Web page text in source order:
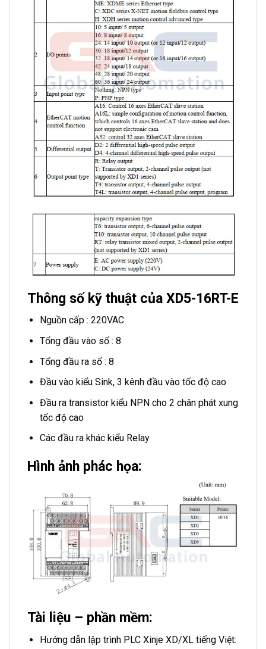
Thông số kỹ thuật của XD5-16RT-E
Nguồn cấp : 220VAC
Tổng đầu vào số : 8
Tổng đầu ra số : 8
Đầu vào kiểu Sink, 3 kênh đầu vào tốc độ cao
Đầu ra transistor kiểu NPN cho 2 chân phát xung
tốc độ cao
Các đầu ra khác kiểu Relay
Hình ảnh phác họa:
Tài liệu – phần mềm:
Hướng dẫn lập trình PLC Xinje XD/XL tiếng Việt: